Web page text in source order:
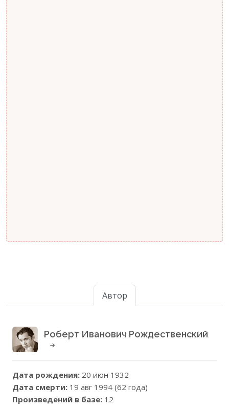
Автор
Роберт Иванович Рождественский
Дата рождения: 20 июн 1932
Дата смерти: 19 авг 1994 (62 года)
Произведений в базе: 12